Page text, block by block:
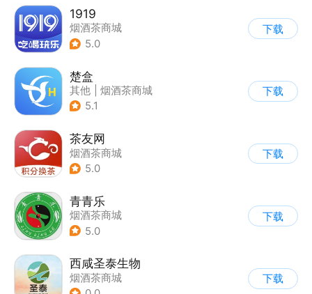
1919
烟酒茶商城
5.0
下载
楚盒
其他
烟酒茶商城
5.1
下载
茶友网
烟酒茶商城
5.0
下载
青青乐
烟酒茶商城
5.0
下载
西咸圣泰生物
烟酒茶商城
下载